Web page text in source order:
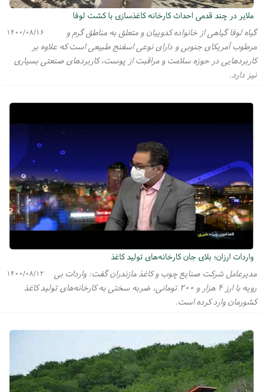
ملایر در چند قدمی احداث کارخانه کاغذسازی با کشت لوفا
۱۴۰۰/۰۸/۱۶
گیاه لوفا گیاهی از خانواده کدوییان و متعلق به مناطق گرم و
مرطوب آمریکای جنوبی و دارای نوعی اسفنج طبیعی است که علاوه بر
کاربردهایی در حوزه سلامت و مراقبت از پوست، کاربردهای صنعتی بسیاری
نیز دارد.
واردات ارزان؛ بلای جان کارخانه‌های تولید کاغذ
۱۴۰۰/۰۸/۱۲
مدیرعامل شرکت صنایع چوب و کاغذ مازندران گفت: واردات بی
رویه با ارز ۴ هزار و ۲۰۰ تومانی، ضربه سختی به کارخانه‌های تولید کاغذ
کشورمان وارد کرده است.